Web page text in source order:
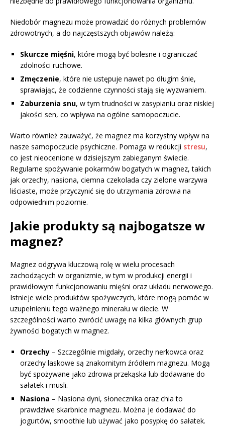
Niedobór magnezu może prowadzić do różnych problemów
zdrowotnych, a do najczęstszych objawów należą:
Skurcze mięśni, które mogą być bolesne i ograniczać
zdolności ruchowe.
Zmęczenie, które nie ustępuje nawet po długim śnie,
sprawiając, że codzienne czynności stają się wyzwaniem.
Zaburzenia snu, w tym trudności w zasypianiu oraz niskiej
jakości sen, co wpływa na ogólne samopoczucie.
Warto również zauważyć, że magnez ma korzystny wpływ na
nasze samopoczucie psychiczne. Pomaga w redukcji stresu,
co jest nieocenione w dzisiejszym zabieganym świecie.
Regularne spożywanie pokarmów bogatych w magnez, takich
jak orzechy, nasiona, ciemna czekolada czy zielone warzywa
liściaste, może przyczynić się do utrzymania zdrowia na
odpowiednim poziomie.
Jakie produkty są najbogatsze w
magnez?
Magnez odgrywa kluczową rolę w wielu procesach
zachodzących w organizmie, w tym w produkcji energii i
prawidłowym funkcjonowaniu mięśni oraz układu nerwowego.
Istnieje wiele produktów spożywczych, które mogą pomóc w
uzupełnieniu tego ważnego minerału w diecie. W
szczególności warto zwrócić uwagę na kilka głównych grup
żywności bogatych w magnez.
Orzechy – Szczególnie migdały, orzechy nerkowca oraz
orzechy laskowe są znakomitym źródłem magnezu. Mogą
być spożywane jako zdrowa przekąska lub dodawane do
sałatek i musli.
Nasiona – Nasiona dyni, słonecznika oraz chia to
prawdziwe skarbnice magnezu. Można je dodawać do
jogurtów, smoothie lub używać jako posypkę do sałatek.